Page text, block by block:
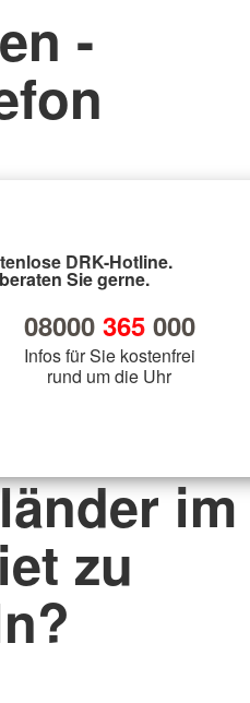
-
DRK-Hotline.
Sie gerne.
08000 365000
Infos für Sie kostenfrei
rund um die Uhr
im
zu